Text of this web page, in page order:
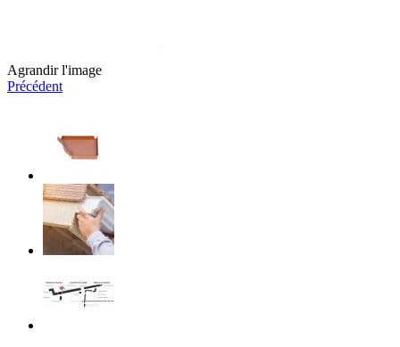
Agrandir l'image
Précédent